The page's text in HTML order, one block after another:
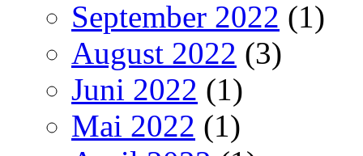
September 2022 (1)
August 2022 (3)
Juni 2022 (1)
Mai 2022 (1)